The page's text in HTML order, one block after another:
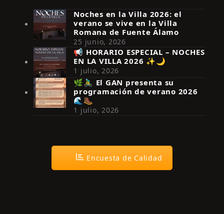
Síguenos en Instagram
Noches en la Villa 2026: el
verano se vive en la Villa
Romana de Fuente Álamo
25 junio, 2026
📢 HORARIO ESPECIAL – NOCHES
EN LA VILLA 2026 ✨🌙
1 julio, 2026
🌿🚴‍♂️ El GAN presenta su
programación de verano 2026
🌊🥾
1 julio, 2026
Encuesta de Calidad